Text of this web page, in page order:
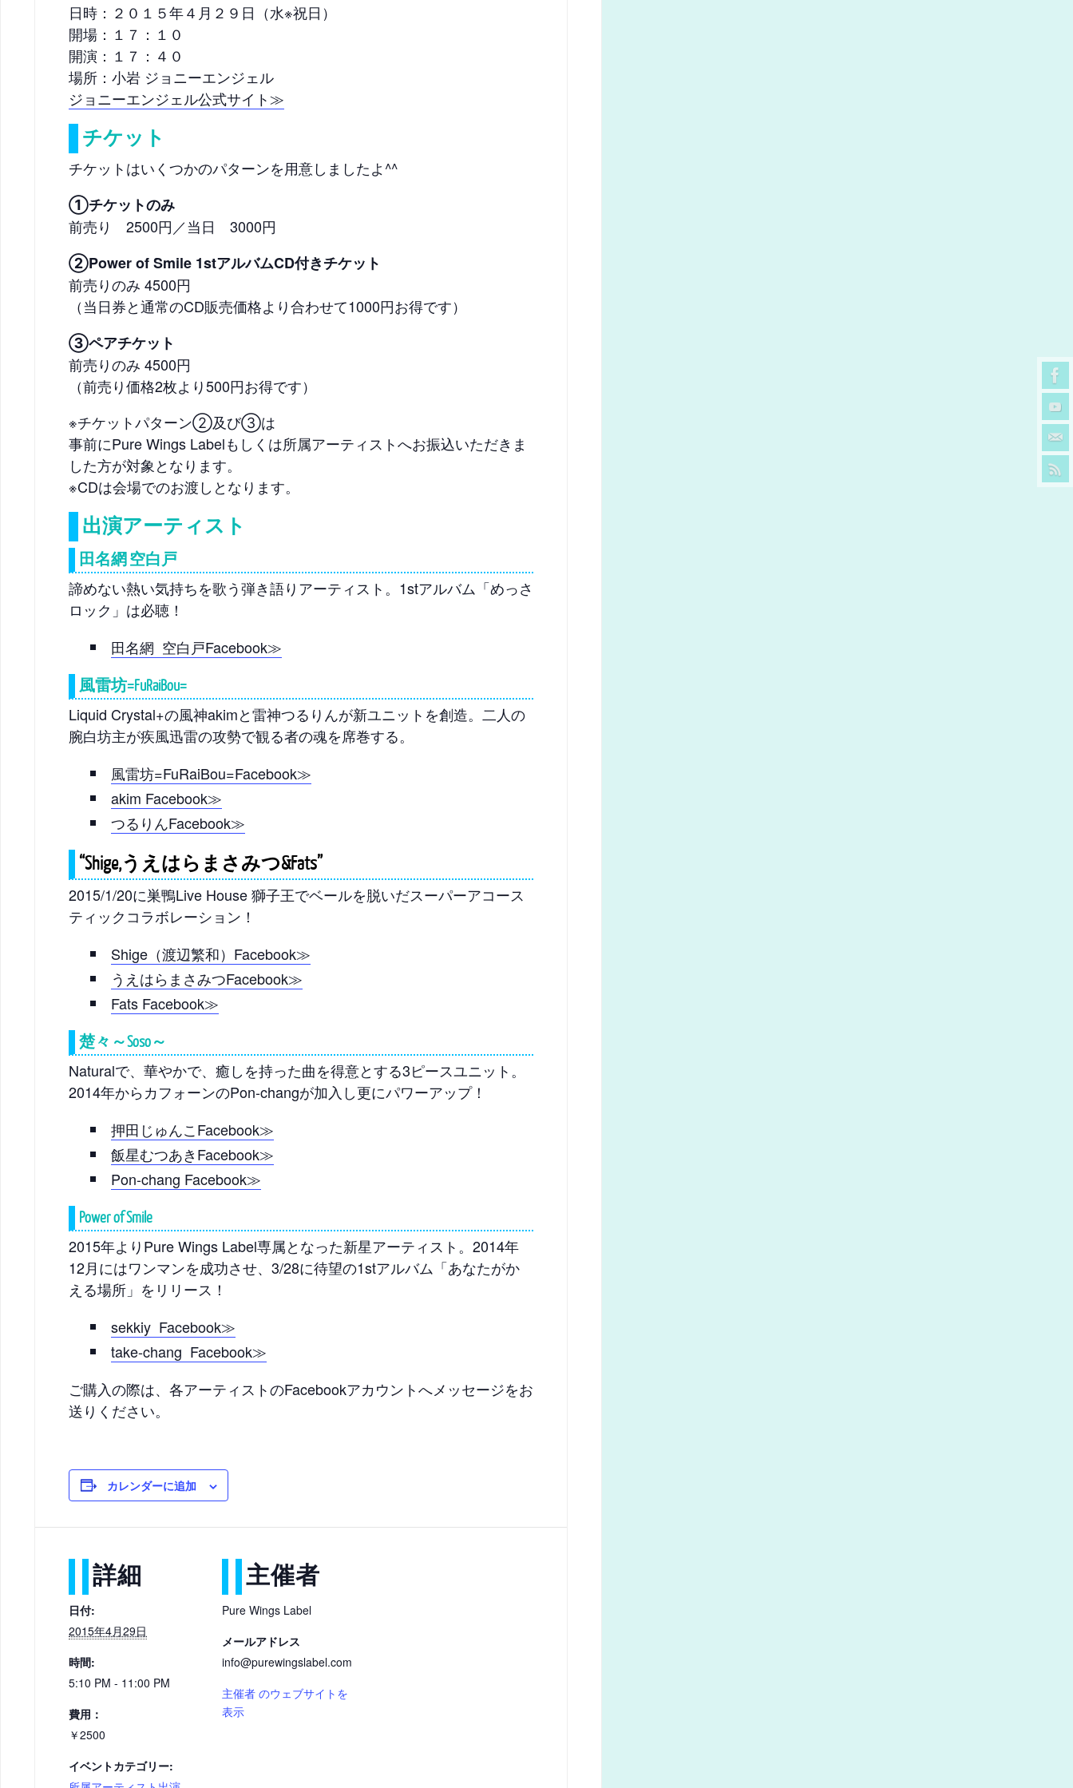
日時：２０１５年４月２９日（水※祝日）
開場：１７：１０
開演：１７：４０
場所：小岩 ジョニーエンジェル
ジョニーエンジェル公式サイト≫
チケット
チケットはいくつかのパターンを用意しましたよ^^
①チケットのみ
前売り 2500円／当日 3000円
②Power of Smile 1stアルバムCD付きチケット
前売りのみ 4500円
（当日券と通常のCD販売価格より合わせて1000円お得です）
③ペアチケット
前売りのみ 4500円
（前売り価格2枚より500円お得です）
※チケットパターン②及び③は
事前にPure Wings Labelもしくは所属アーティストへお振込いただきま
した方が対象となります。
※CDは会場でのお渡しとなります。
出演アーティスト
田名網 空白戸
諦めない熱い気持ちを歌う弾き語りアーティスト。1stアルバム「めっさ
ロック」は必聴！
田名網 空白戸Facebook≫
風雷坊=FuRaiBou=
Liquid Crystal+の風神akimと雷神つるりんが新ユニットを創造。二人の
腕白坊主が疾風迅雷の攻勢で観る者の魂を席巻する。
風雷坊=FuRaiBou=Facebook≫
akim Facebook≫
つるりんFacebook≫
“Shige,うえはらまさみつ&Fats”
2015/1/20に巣鴨Live House 獅子王でベールを脱いだスーパーアコース
ティックコラボレーション！
Shige（渡辺繁和）Facebook≫
うえはらまさみつFacebook≫
Fats Facebook≫
楚々～Soso～
Naturalで、華やかで、癒しを持った曲を得意とする3ピースユニット。
2014年からカフォーンのPon-changが加入し更にパワーアップ！
押田じゅんこFacebook≫
飯星むつあきFacebook≫
Pon-chang Facebook≫
Power of Smile
2015年よりPure Wings Label専属となった新星アーティスト。2014年
12月にはワンマンを成功させ、3/28に待望の1stアルバム「あなたがか
える場所」をリリース！
sekkiy Facebook≫
take-chang Facebook≫
ご購入の際は、各アーティストのFacebookアカウントへメッセージをお
送りください。
カレンダーに追加
詳細
日付:
2015年4月29日
時間:
5:10 PM - 11:00 PM
費用：
￥2500
イベントカテゴリー:
主催者
Pure Wings Label
メールアドレス
info@purewingslabel.com
主催者 のウェブサイトを
表示